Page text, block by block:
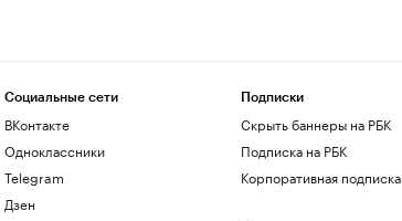
Социальные сети
ВКонтакте
Одноклассники
Telegram
Дзен
Подписки
Скрыть баннеры на РБК
Подписка на РБК
Корпоративная подписка